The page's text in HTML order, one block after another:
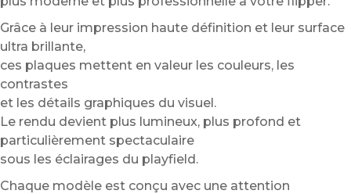
Grâce à leur impression haute définition et leur surface
ultra brillante,
ces plaques mettent en valeur les couleurs, les
contrastes
et les détails graphiques du visuel.
Le rendu devient plus lumineux, plus profond et
particulièrement spectaculaire
sous les éclairages du playfield.
Chaque modèle est conçu avec une attention